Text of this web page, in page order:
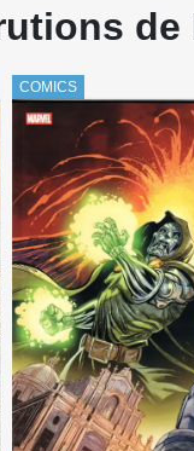
de
COMICS